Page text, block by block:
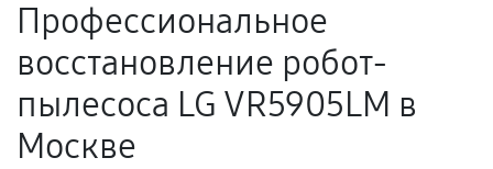
Поломка установленной детали при
нормальной эксплуатации в течение
гарантийного срока.
Несоответствие комплектующей заявленным
техническим характеристикам.
Профессиональное
восстановление робот-
пылесоса LG VR5905LM в
Москве